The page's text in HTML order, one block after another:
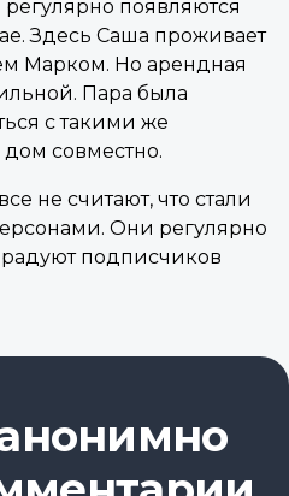
появляются
Здесь Саша проживает
Марком. Но арендная
Пара была
с такими же
совместно.
не считают, что стали
Они регулярно
подписчиков